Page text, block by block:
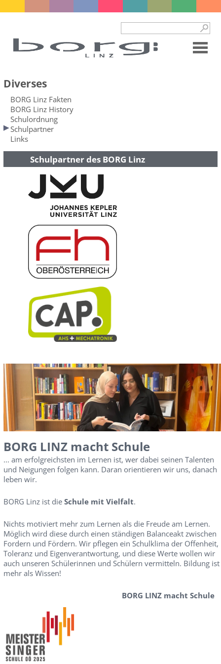
Diverses
BORG Linz Fakten
BORG Linz History
Schulordnung
Schulpartner
Links
Schulpartner des BORG Linz
BORG LINZ macht Schule
... am erfolgreichsten im Lernen ist, wer dabei seinen Talenten
und Neigungen folgen kann. Daran orientieren wir uns, danach
leben wir.
BORG Linz ist die Schule mit Vielfalt.
Nichts motiviert mehr zum Lernen als die Freude am Lernen.
Möglich wird diese durch einen ständigen Balanceakt zwischen
Fordern und Fördern. Wir pflegen ein Schulklima der Offenheit,
Toleranz und Eigenverantwortung, und diese Werte wollen wir
auch unseren Schülerinnen und Schülern vermitteln. Bildung ist
mehr als Wissen!
BORG LINZ macht Schule